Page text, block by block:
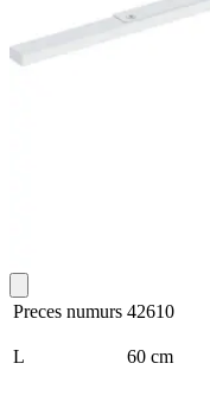
Preces numurs 42610
L 60 cm